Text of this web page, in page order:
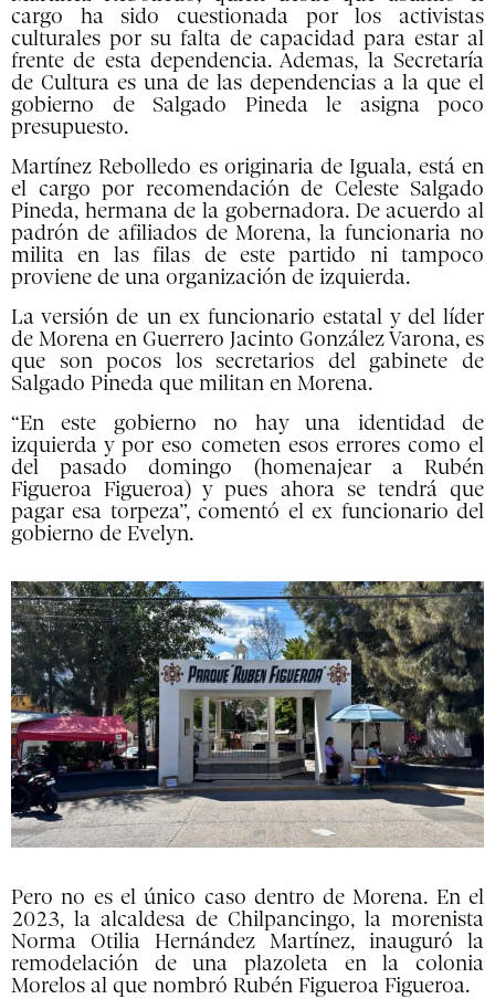
cargo ha sido cuestionada por los activistas
culturales por su falta de capacidad para estar al
frente de esta dependencia. Ademas, la Secretaría
de Cultura es una de las dependencias a la que el
gobierno de Salgado Pineda le asigna poco
presupuesto.
Martínez Rebolledo es originaria de Iguala, está en
el cargo por recomendación de Celeste Salgado
Pineda, hermana de la gobernadora. De acuerdo al
padrón de afiliados de Morena, la funcionaria no
milita en las filas de este partido ni tampoco
proviene de una organización de izquierda.
La versión de un ex funcionario estatal y del líder
de Morena en Guerrero Jacinto González Varona, es
que son pocos los secretarios del gabinete de
Salgado Pineda que militan en Morena.
“En este gobierno no hay una identidad de
izquierda y por eso cometen esos errores como el
del pasado domingo (homenajear a Rubén
Figueroa Figueroa) y pues ahora se tendrá que
pagar esa torpeza”, comentó el ex funcionario del
gobierno de Evelyn.
Pero no es el único caso dentro de Morena. En el
2023, la alcaldesa de Chilpancingo, la morenista
Norma Otilia Hernández Martínez, inauguró la
remodelación de una plazoleta en la colonia
Morelos al que nombró Rubén Figueroa Figueroa.